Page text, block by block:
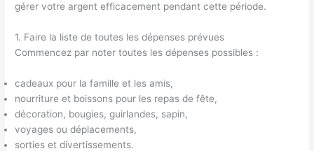
gérer votre argent efficacement pendant cette période.
1. Faire la liste de toutes les dépenses prévues
Commencez par noter toutes les dépenses possibles :
cadeaux pour la famille et les amis,
nourriture et boissons pour les repas de fête,
décoration, bougies, guirlandes, sapin,
voyages ou déplacements,
sorties et divertissements.